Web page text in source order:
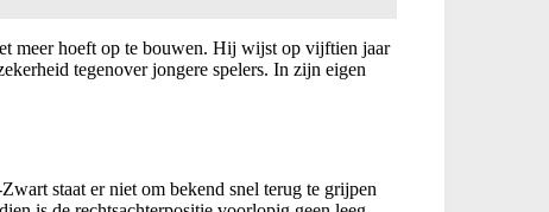
meer hoeft op te bouwen. Hij wijst op vijftien jaar
tegenover jongere spelers. In zijn eigen
staat er niet om bekend snel terug te grijpen